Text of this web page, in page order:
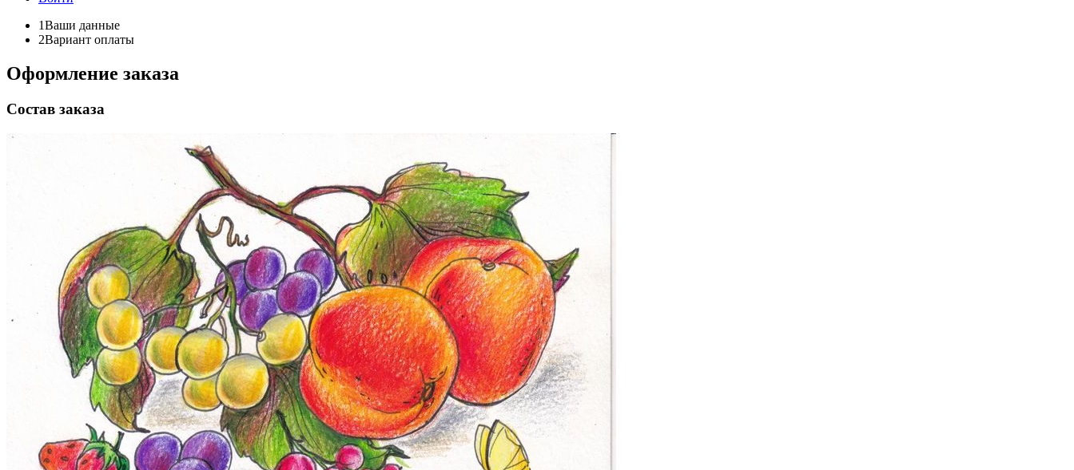
1Ваши данные
2Вариант оплаты
Оформление заказа
Состав заказа